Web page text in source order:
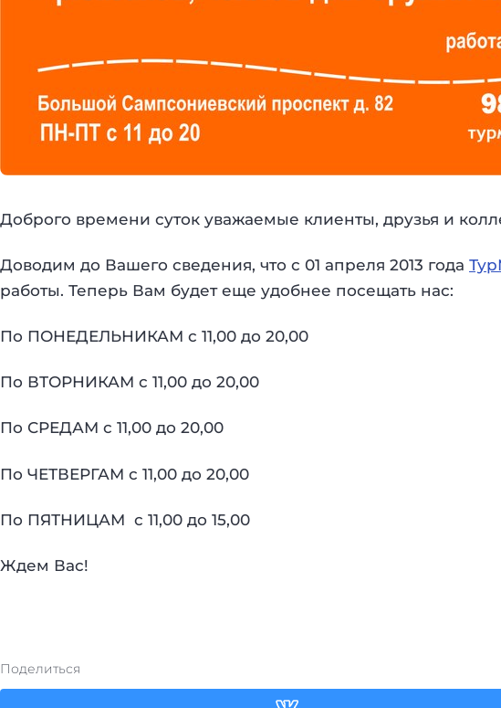
Доброго времени суток уважаемые клиенты, друзья и
Доводим до Вашего сведения, что с 01 апреля 2013 года
работы. Теперь Вам будет еще удобнее посещать нас:
По ПОНЕДЕЛЬНИКАМ с 11,00 до 20,00
По ВТОРНИКАМ с 11,00 до 20,00
По СРЕДАМ с 11,00 до 20,00
По ЧЕТВЕРГАМ с 11,00 до 20,00
По ПЯТНИЦАМ с 11,00 до 15,00
Ждем Вас!
Поделиться